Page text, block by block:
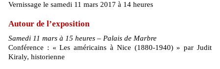
Vernissage le samedi 11 mars 2017 à 14 heures
Autour de l’exposition
Samedi 11 mars à 15 heures – Palais de Marbre
Conférence : « Les américains à Nice (1880-1940) » par Judit
Kiraly, historienne